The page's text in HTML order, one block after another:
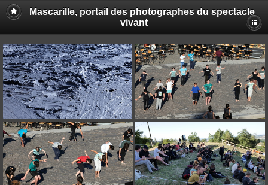
Mascarille, portail des photographes du spectacle
vivant